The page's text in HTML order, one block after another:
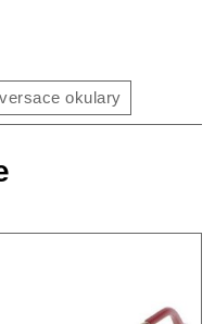
versace okulary